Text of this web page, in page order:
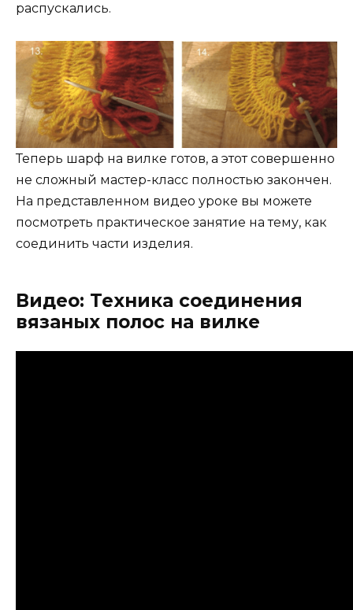
распускались.
Теперь шарф на вилке готов, а этот совершенно
не сложный мастер-класс полностью закончен.
На представленном видео уроке вы можете
посмотреть практическое занятие на тему, как
соединить части изделия.
Видео: Техника соединения
вязаных полос на вилке